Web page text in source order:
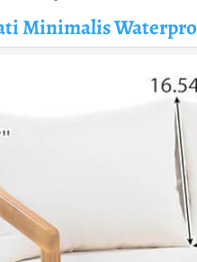
Minimalis